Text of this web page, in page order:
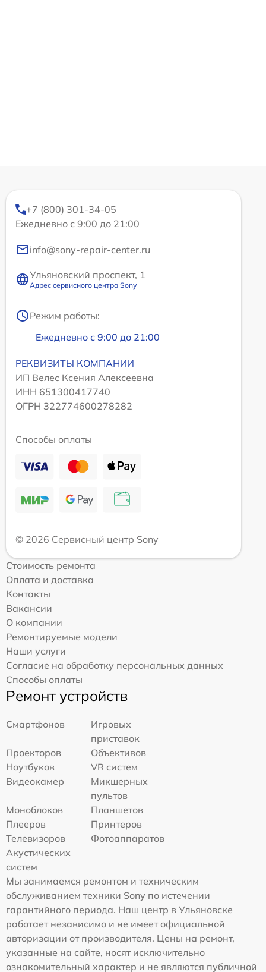
+7 (800) 301-34-05
Ежедневно с 9:00 до 21:00
info@sony-repair-center.ru
Ульяновский проспект, 1
Адрес сервисного центра Sony
Режим работы:
Ежедневно с 9:00 до 21:00
РЕКВИЗИТЫ КОМПАНИИ
ИП Велес Ксения Алексеевна
ИНН 651300417740
ОГРН 322774600278282
Способы оплаты
© 2026 Сервисный центр Sony
Стоимость ремонта
Оплата и доставка
Контакты
Вакансии
О компании
Ремонтируемые модели
Наши услуги
Согласие на обработку персональных данных
Способы оплаты
Ремонт устройств
Смартфонов
Игровых
приставок
Проекторов
Объективов
Ноутбуков
VR систем
Видеокамер
Микшерных
пультов
Моноблоков
Планшетов
Плееров
Принтеров
Телевизоров
Фотоаппаратов
Акустических
систем
Мы занимаемся ремонтом и техническим
обслуживанием техники Sony по истечении
гарантийного периода. Наш центр в Ульяновске
работает независимо и не имеет официальной
авторизации от производителя. Цены на ремонт,
указанные на сайте, носят исключительно
ознакомительный характер и не являются публичной